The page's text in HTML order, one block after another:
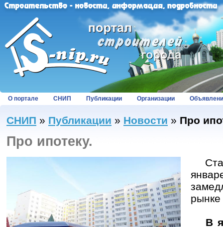
О портале СНИП Публикации Организации
СНИП » Публикации » Новости » Про
Про ипотеку.
В